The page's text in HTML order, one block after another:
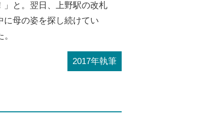
」と。翌日、上野駅の改札
に母の姿を探し続けてい
2017年執筆